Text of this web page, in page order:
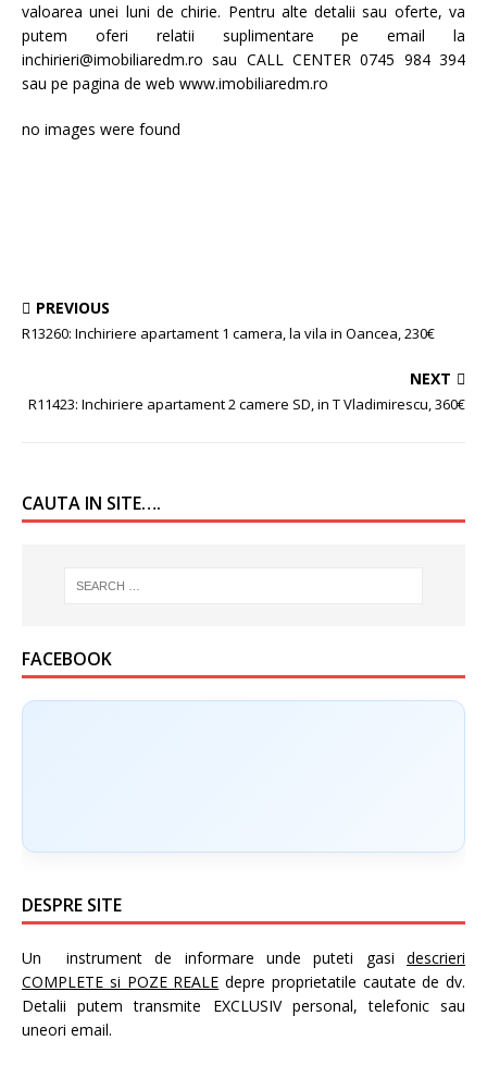
valoarea unei luni de chirie. Pentru alte detalii sau oferte, va
putem oferi relatii suplimentare pe email la
inchirieri@imobiliaredm.ro sau CALL CENTER 0745 984 394
sau pe pagina de web www.imobiliaredm.ro
no images were found
PREVIOUS
R13260: Inchiriere apartament 1 camera, la vila in Oancea, 230€
NEXT
R11423: Inchiriere apartament 2 camere SD, in T Vladimirescu, 360€
CAUTA IN SITE….
FACEBOOK
DESPRE SITE
Un instrument de informare unde puteti gasi descrieri
COMPLETE si POZE REALE depre proprietatile cautate de dv.
Detalii putem transmite EXCLUSIV personal, telefonic sau
uneori email.